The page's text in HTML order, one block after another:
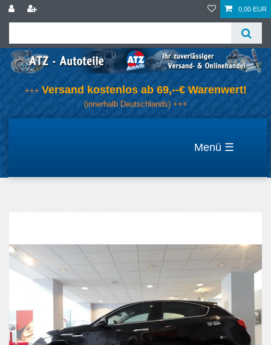
0,00 EUR
+++ Versand kostenlos ab 69,--€ Warenwert!
(innerhalb Deutschlands) +++
☰